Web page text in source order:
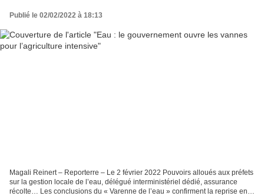
Publié le 02/02/2022 à 18:13
Magali Reinert – Reporterre – Le 2 février 2022 Pouvoirs alloués aux préfets
sur la gestion locale de l’eau, délégué interministériel dédié, assurance
récolte… Les conclusions du « Varenne de l’eau » confirment la reprise en